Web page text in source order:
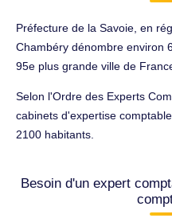
Préfecture de la Savoie, en
Chambéry dénombre environ
95e plus grande ville de
Selon l'Ordre des Experts
cabinets d'expertise
2100 habitants.
Besoin d'un expert